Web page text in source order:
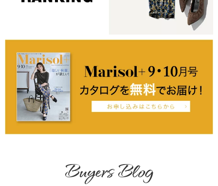
Buyers Blog